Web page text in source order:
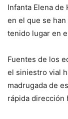
Infanta Elena
en el que se
tenido lugar en
Fuentes de los
el siniestro vial
madrugada de
rápida dirección